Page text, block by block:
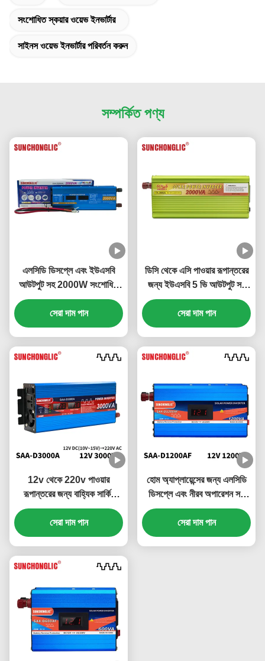
সংশোধিত স্কয়ার ওয়েভ ইনভার্টার
সাইনস ওয়েভ ইনভার্টার পরিবর্তন করুন
সম্পর্কিত পণ্য
এলসিডি ডিসপ্লে এবং ইউএসবি
আউটপুট সহ 2000W সংশোধিত
সাইন ওয়েভ পাওয়ার ইনভার্টার ডিসি
12 ভি থেকে এসি 220 ভি
সেরা দাম পান
ডিসি থেকে এসি পাওয়ার রূপান্তরের
জন্য ইউএসবি 5 ভি আউটপুট সহ
2000 ভিএ সংশোধিত সাইন ওয়েভ
ইনভার্টার
সেরা দাম পান
12v থেকে 220v পাওয়ার
রূপান্তরের জন্য বাহ্যিক সার্কিট
ফিউজ সহ 3000W ডিসপ্লে
পরিবর্তিত সাইন ওয়েভ ইনভার্টার
সেরা দাম পান
হোম অ্যাপ্লায়েন্সের জন্য এলসিডি
ডিসপ্লে এবং নীরব অপারেশন সহ
1200W সৌর শক্তি ইনভার্টার
সেরা দাম পান